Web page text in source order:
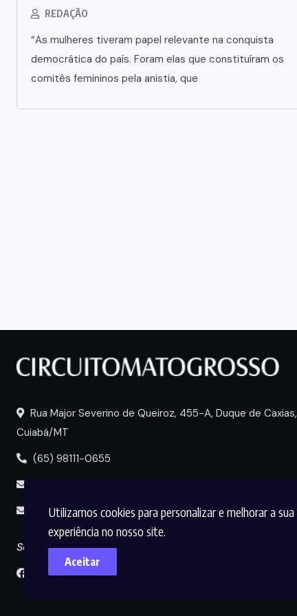
Utilizamos cookies para personalizar e melhorar a sua
experiência no nosso site.
Aceitar
REDAÇÃO
“As mulheres tiveram papel relevante na conquista
democrática do país. Foram elas que constituíram os
comitês femininos pela anistia, que
Polícia prende jovem investigado
por aliciar adolescentes para rede
de prostituição em VG
Rua Major Severino de Queiroz, 455-A, Duque de Caxias,
Cuiabá/MT
(65) 98111-0655
midia@circuitomt.com.br
Seguir